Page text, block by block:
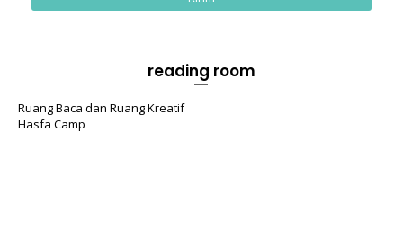
reading room
Ruang Baca dan Ruang Kreatif
Hasfa Camp